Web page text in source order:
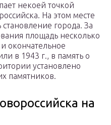
некоей точкой
На этом месте
становление города. За
площадь несколько
окончательное
в 1943 г., в память о
установлено
памятников.
на